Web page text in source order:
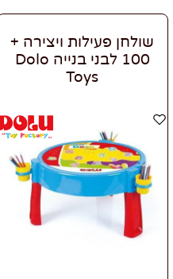
שולחן פעילות ויצירה +
100 לבני בנייה Dolo
Toys